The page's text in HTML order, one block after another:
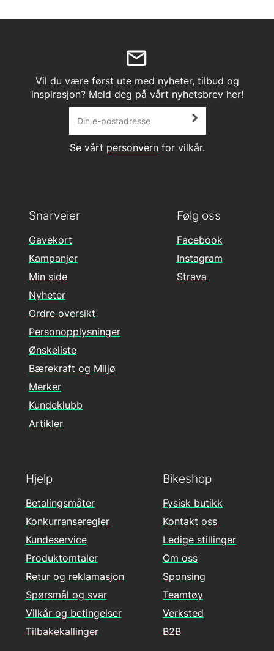
Vil du være først ute med nyheter, tilbud og
inspirasjon? Meld deg på vårt nyhetsbrev her!
Se vårt personvernfor vilkår.
Følg oss
Facebook
Instagram
Strava
Hjelp
Betalingsmåter
Konkurranseregler
Kundeservice
Produktomtaler
Retur og reklamasjon
Spørsmål og svar
Vilkår og betingelser
Tilbakekallinger
Snarveier
Gavekort
Kampanjer
Min side
Nyheter
Ordre oversikt
Personopplysninger
Ønskeliste
Bærekraft og Miljø
Merker
Kundeklubb
Artikler
Bikeshop
Fysisk butikk
Kontakt oss
Ledige stillinger
Om oss
Sponsing
Teamtøy
Verksted
B2B